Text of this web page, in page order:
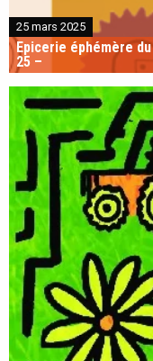
25 mars 2025
Epicerie éphémère
25 –